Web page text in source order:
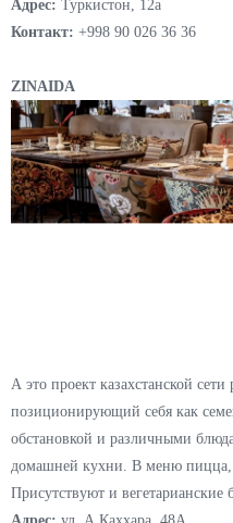
Близнец краснодарского
кавказской кухней в авторском
интерьером, яркими
детей по выходным. Со среды по
музыка, а по пятницам и
знаменитостей и молодых групп.